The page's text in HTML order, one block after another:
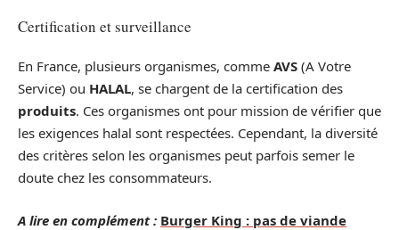
Certification et surveillance
En France, plusieurs organismes, comme AVS (A Votre
Service) ou HALAL, se chargent de la certification des
produits. Ces organismes ont pour mission de vérifier que
les exigences halal sont respectées. Cependant, la diversité
des critères selon les organismes peut parfois semer le
doute chez les consommateurs.
A lire en complément : Burger King : pas de viande